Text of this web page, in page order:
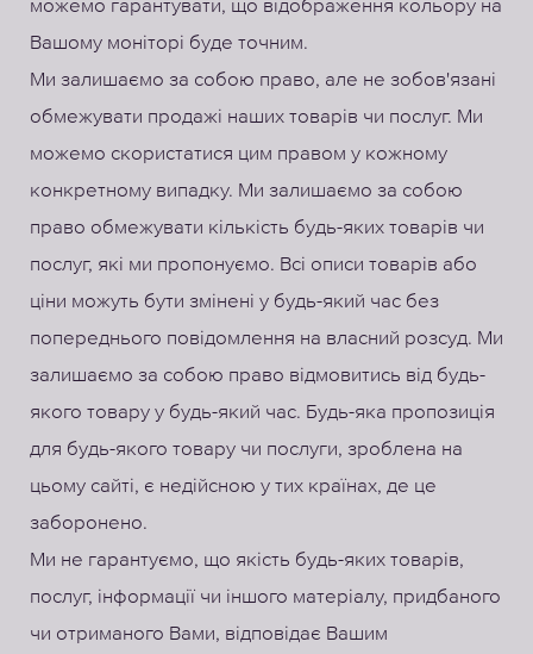
Вашому моніторі буде точним.
Ми залишаємо за собою право, але не зобов'язані
обмежувати продажі наших товарів чи послуг. Ми
можемо скористатися цим правом у кожному
конкретному випадку. Ми залишаємо за собою
право обмежувати кількість будь-яких товарів чи
послуг, які ми пропонуємо. Всі описи товарів або
ціни можуть бути змінені у будь-який час без
попереднього повідомлення на власний розсуд. Ми
залишаємо за собою право відмовитись від будь-
якого товару у будь-який час. Будь-яка пропозиція
для будь-якого товару чи послуги, зроблена на
цьому сайті, є недійсною у тих країнах, де це
заборонено.
Ми не гарантуємо, що якість будь-яких товарів,
послуг, інформації чи іншого матеріалу, придбаного
чи отриманого Вами, відповідає Вашим